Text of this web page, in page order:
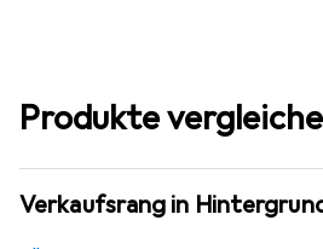
Produkte
Verkaufsrang in